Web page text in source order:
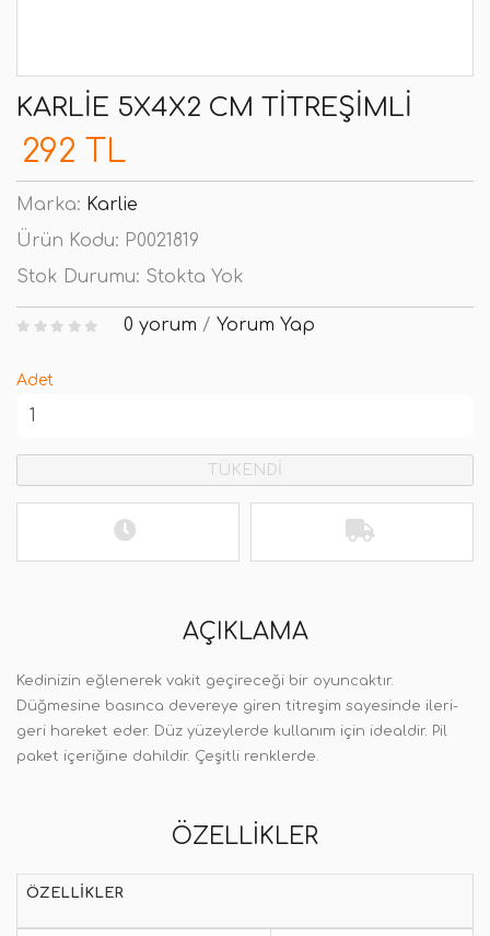
KARLIE 5X4X2 CM TITREŞIMLI
292 TL
Marka: Karlie
Ürün Kodu: P0021819
Stok Durumu: Stokta Yok
0 yorum / Yorum Yap
Adet
TÜKENDİ
AÇIKLAMA
Kedinizin eğlenerek vakit geçireceği bir oyuncaktır.
Düğmesine basınca devereye giren titreşim sayesinde ileri-
geri hareket eder. Düz yüzeylerde kullanım için idealdir. Pil
paket içeriğine dahildir. Çeşitli renklerde.
ÖZELLIKLER
ÖZELLIKLER